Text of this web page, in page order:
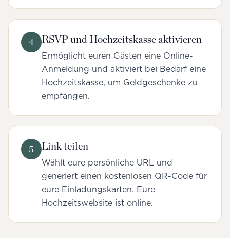
4 RSVP und Hochzeitskasse aktivieren
Ermöglicht euren Gästen eine Online-
Anmeldung und aktiviert bei Bedarf eine
Hochzeitskasse, um Geldgeschenke zu
empfangen.
5 Link teilen
Wählt eure persönliche URL und
generiert einen kostenlosen QR-Code für
eure Einladungskarten. Eure
Hochzeitswebsite ist online.